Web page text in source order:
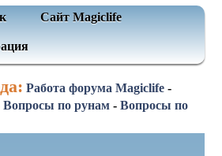
Сайт Magiclife
Работа форума Magiclife -
Вопросы по рунам -Вопросы по